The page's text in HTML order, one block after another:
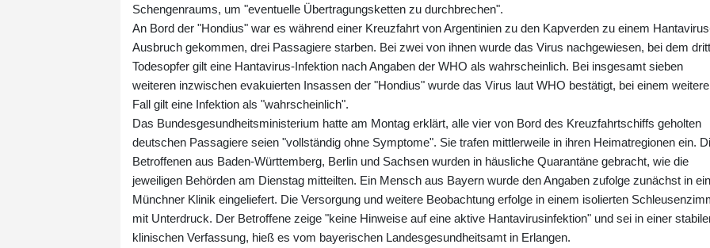
Schengenraums, um "eventuelle Übertragungsketten zu durchbrechen".
An Bord der "Hondius" war es während einer Kreuzfahrt von Argentinien zu den Kapverden zu einem
Ausbruch gekommen, drei Passagiere starben. Bei zwei von ihnen wurde das Virus nachgewiesen, bei dem
Todesopfer gilt eine Hantavirus-Infektion nach Angaben der WHO als wahrscheinlich. Bei insgesamt sieben
weiteren inzwischen evakuierten Insassen der "Hondius" wurde das Virus laut WHO bestätigt, bei einem
Fall gilt eine Infektion als "wahrscheinlich".
Das Bundesgesundheitsministerium hatte am Montag erklärt, alle vier von Bord des Kreuzfahrtschiffs geholten
deutschen Passagiere seien "vollständig ohne Symptome". Sie trafen mittlerweile in ihren Heimatregionen ein.
Betroffenen aus Baden-Württemberg, Berlin und Sachsen wurden in häusliche Quarantäne gebracht, wie die
jeweiligen Behörden am Dienstag mitteilten. Ein Mensch aus Bayern wurde den Angaben zufolge zunächst in
Münchner Klinik eingeliefert. Die Versorgung und weitere Beobachtung erfolge in einem isolierten
mit Unterdruck. Der Betroffene zeige "keine Hinweise auf eine aktive Hantavirusinfektion" und sei in einer
klinischen Verfassung, hieß es vom bayerischen Landesgesundheitsamt in Erlangen.